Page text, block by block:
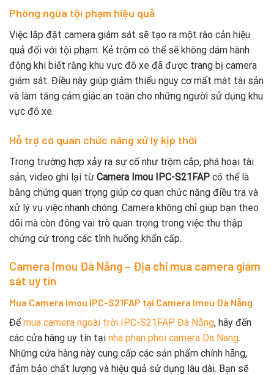
Phòng ngừa tội phạm hiệu quả
Việc lắp đặt camera giám sát sẽ tạo ra một rào cản hiệu
quả đối với tội phạm. Kẻ trộm có thể sẽ không dám hành
động khi biết rằng khu vực đỗ xe đã được trang bị camera
giám sát. Điều này giúp giảm thiểu nguy cơ mất mát tài sản
và làm tăng cảm giác an toàn cho những người sử dụng khu
vực đỗ xe.
Hỗ trợ cơ quan chức năng xử lý kịp thời
Trong trường hợp xảy ra sự cố như trộm cắp, phá hoại tài
sản, video ghi lại từ Camera Imou IPC-S21FAP có thể là
bằng chứng quan trọng giúp cơ quan chức năng điều tra và
xử lý vụ việc nhanh chóng. Camera không chỉ giúp bạn theo
dõi mà còn đóng vai trò quan trọng trong việc thu thập
chứng cứ trong các tình huống khẩn cấp.
Camera Imou Đà Nẵng – Địa chỉ mua camera giám
sát uy tín
Mua Camera Imou IPC-S21FAP tại Camera Imou Đà Nẵng
Đểmua camera ngoài trời IPC-S21FAP Đà Nẵng, hãy đến
các cửa hàng uy tín tại nha phan phoi camera Da Nang.
Những cửa hàng này cung cấp các sản phẩm chính hãng,
đảm bảo chất lượng và hiệu quả sử dụng lâu dài. Bạn sẽ